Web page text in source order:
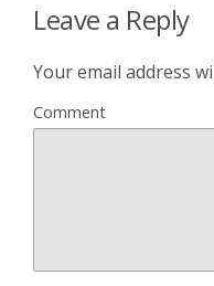
Leave a Reply
Your email address
Comment